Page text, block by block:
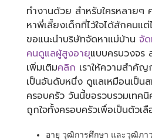
ทำงานด้วย สำหรับใครหลายๆ
หาพี่เลี้ยงเด็กที่ไว้ใจได้สักคนแต่
ขอแนะนำบริษัทจัดหาแม่บ้าน จั
คนดูแลผู้สูงอายุแบบครบวงจร
เพิ่มเติมคลิก เราให้ความสำคั
เป็นอันดับหนึ่ง ดูแลเหมือนเป็น
ครอบครัว วันนี้ขอรวบรวมเทค
ถูกใจทั้งครอบครัวเพื่อเป็นตัวเ
อายุ วุฒิการศึกษา และวุฒิภา